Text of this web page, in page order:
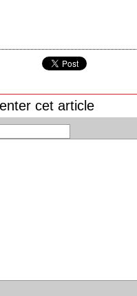
cet article